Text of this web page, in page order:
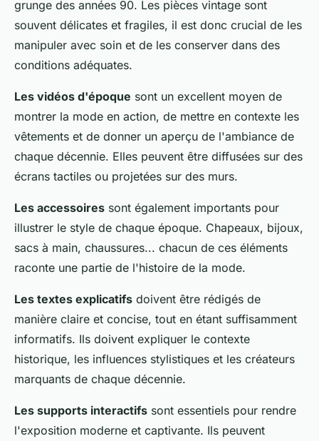
grunge des années 90. Les pièces vintage sont
souvent délicates et fragiles, il est donc crucial de les
manipuler avec soin et de les conserver dans des
conditions adéquates.
Les vidéos d'époque sont un excellent moyen de
montrer la mode en action, de mettre en contexte les
vêtements et de donner un aperçu de l'ambiance de
chaque décennie. Elles peuvent être diffusées sur des
écrans tactiles ou projetées sur des murs.
Les accessoires sont également importants pour
illustrer le style de chaque époque. Chapeaux, bijoux,
sacs à main, chaussures... chacun de ces éléments
raconte une partie de l'histoire de la mode.
Les textes explicatifs doivent être rédigés de
manière claire et concise, tout en étant suffisamment
informatifs. Ils doivent expliquer le contexte
historique, les influences stylistiques et les créateurs
marquants de chaque décennie.
Les supports interactifs sont essentiels pour rendre
l'exposition moderne et captivante. Ils peuvent